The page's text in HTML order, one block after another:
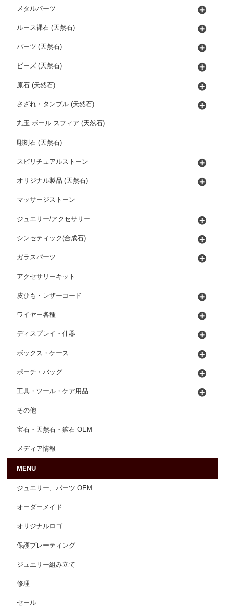
メタルパーツ
ルース裸石 (天然石)
パーツ (天然石)
ビーズ (天然石)
原石 (天然石)
さざれ・タンブル (天然石)
丸玉 ボール スフィア (天然石)
彫刻石 (天然石)
スピリチュアルストーン
オリジナル製品 (天然石)
マッサージストーン
ジュエリー/アクセサリー
シンセティック(合成石)
ガラスパーツ
アクセサリーキット
皮ひも・レザーコード
ワイヤー各種
ディスプレイ・什器
ボックス・ケース
ポーチ・バッグ
工具・ツール・ケア用品
その他
宝石・天然石・鉱石 OEM
メディア情報
MENU
ジュエリー、パーツ OEM
オーダーメイド
オリジナルロゴ
保護プレーティング
ジュエリー組み立て
修理
セール